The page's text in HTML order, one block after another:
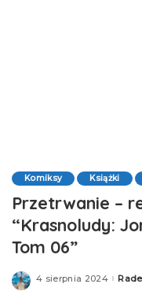
Komiksy Książki
Przetrwanie –
“Krasnoludy:
Tom 06”
4 sierpnia 2024Posted